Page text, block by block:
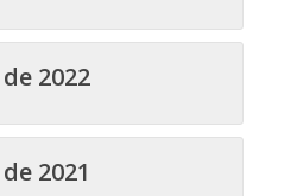
2022
2021